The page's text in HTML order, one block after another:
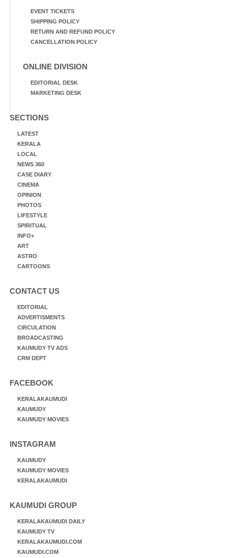
EVENT TICKETS
SHIPPING POLICY
RETURN AND REFUND POLICY
CANCELLATION POLICY
ONLINE DIVISION
EDITORIAL DESK
MARKETING DESK
SECTIONS
LATEST
KERALA
LOCAL
NEWS 360
CASE DIARY
CINEMA
OPINION
PHOTOS
LIFESTYLE
SPIRITUAL
INFO+
ART
ASTRO
CARTOONS
CONTACT US
EDITORIAL
ADVERTISMENTS
CIRCULATION
BROADCASTING
KAUMUDY TV ADS
CRM DEPT
FACEBOOK
KERALAKAUMUDI
KAUMUDY
KAUMUDY MOVIES
INSTAGRAM
KAUMUDY
KAUMUDY MOVIES
KERALAKAUMUDI
KAUMUDI GROUP
KERALAKAUMUDI DAILY
KAUMUDY TV
KERALAKAUMUDI.COM
KAUMUDI.COM